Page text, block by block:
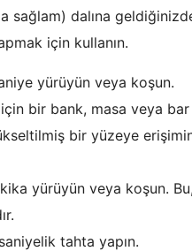
sağlam) dalına
için kullanın.
yürüyün veya koşun.
bir bank, masa veya
bir yüzeye
yürüyün veya koşun.
tahta yapın.